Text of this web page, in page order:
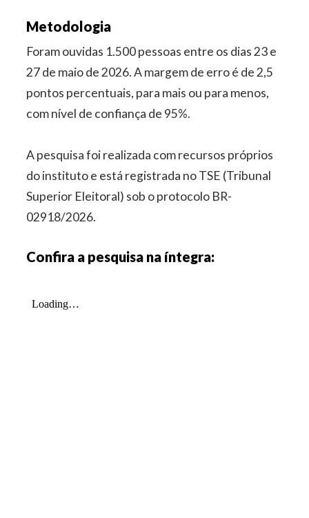
Metodologia
Foram ouvidas 1.500 pessoas entre os dias 23 e
27 de maio de 2026. A margem de erro é de 2,5
pontos percentuais, para mais ou para menos,
com nível de confiança de 95%.
A pesquisa foi realizada com recursos próprios
do instituto e está registrada no TSE (Tribunal
Superior Eleitoral) sob o protocolo BR-
02918/2026.
Confira a pesquisa na íntegra: